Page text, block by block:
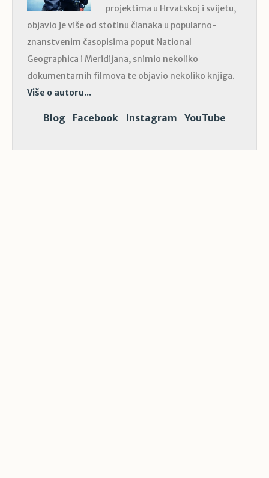
projektima u Hrvatskoj i svijetu,
objavio je više od stotinu članaka u popularno-
znanstvenim časopisima poput National
Geographica i Meridijana, snimio nekoliko
dokumentarnih filmova te objavio nekoliko knjiga.
Više o autoru...
Blog Facebook Instagram YouTube